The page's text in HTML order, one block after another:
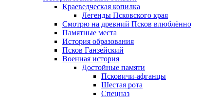
Краеведческая копилка
Легенды Псковского края
Смотрю на древний Псков влюблённо
Памятные места
История образования
Псков Ганзейский
Военная история
Достойные памяти
Псковичи-афганцы
Шестая рота
Спецназ